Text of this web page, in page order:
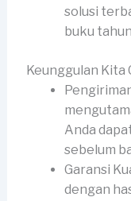
solusi
buku
Keunggulan
Anda
sebelum
Garansi
dengan